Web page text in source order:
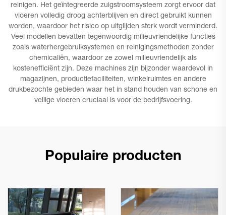
reinigen. Het geïntegreerde zuigstroomsysteem zorgt ervoor dat
vloeren volledig droog achterblijven en direct gebruikt kunnen
worden, waardoor het risico op uitglijden sterk wordt verminderd.
Veel modellen bevatten tegenwoordig milieuvriendelijke functies
zoals waterhergebruiksystemen en reinigingsmethoden zonder
chemicaliën, waardoor ze zowel milieuvriendelijk als
kostenefficiënt zijn. Deze machines zijn bijzonder waardevol in
magazijnen, productiefaciliteiten, winkelruimtes en andere
drukbezochte gebieden waar het in stand houden van schone en
veilige vloeren cruciaal is voor de bedrijfsvoering.
Populaire producten